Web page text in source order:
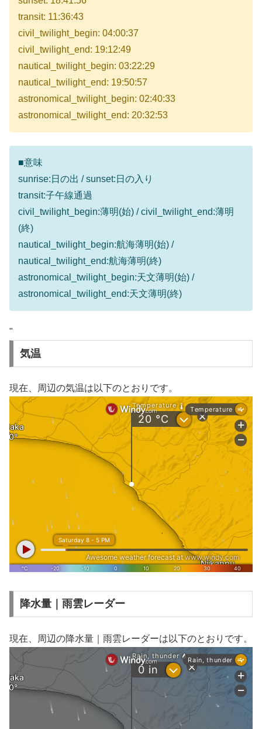
transit: 11:36:43
civil_twilight_begin: 04:00:37
civil_twilight_end: 19:12:49
nautical_twilight_begin: 03:22:29
nautical_twilight_end: 19:50:57
astronomical_twilight_begin: 02:40:33
astronomical_twilight_end: 20:32:53
■意味
sunrise:日の出 / sunset:日の入り
transit:子午線通過
civil_twilight_begin:薄明(始) / civil_twilight_end:薄明
(終)
nautical_twilight_begin:航海薄明(始) /
nautical_twilight_end:航海薄明(終)
astronomical_twilight_begin:天文薄明(始) /
astronomical_twilight_end:天文薄明(終)
"
気温
現在、周辺の気温は以下のとおりです。
降水量｜雨雲レーダー
現在、周辺の降水量｜雨雲レーダーは以下のとおりです。